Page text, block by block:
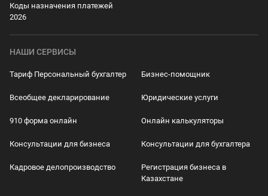
Коды назначения платежей
2026
НАШИ СЕРВИСЫ
Тариф Персональный бухгалтер Бизнес-помощник
Всеобщее декларирование Юридические услуги
910 форма онлайн Онлайн калькуляторы
Консультации для бизнеса Консультации для бухгалтера
Кадровое делопроизводство
Регистрация бизнеса в
Казахстане